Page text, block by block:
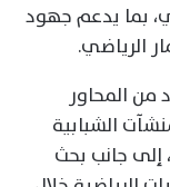
بما يدعم جهود
الرياضي.
المحاور
الشبابية
إلى جانب بحث